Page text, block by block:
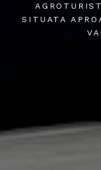
SITUATA